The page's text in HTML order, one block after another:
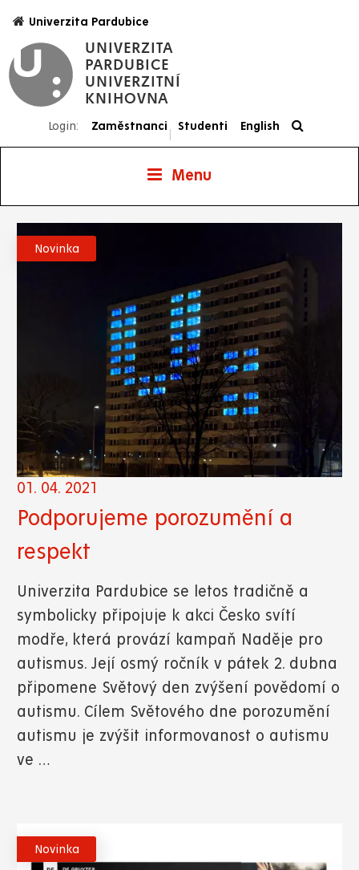
hlavnímu
obsahu
UNIVERZITA
PARDUBICE
UNIVERZITNÍ
KNIHOVNA
Univerzita Pardubice
Login: Zaměstnanci
|
Studenti English
Menu
Novinka
01. 04. 2021
Podporujeme porozumění a
respekt
Univerzita Pardubice se letos tradičně a
symbolicky připojuje k akci Česko svítí
modře, která provází kampaň Naděje pro
autismus. Její osmý ročník v pátek 2. dubna
připomene Světový den zvýšení povědomí o
autismu. Cílem Světového dne porozumění
autismu je zvýšit informovanost o autismu
ve …
Novinka